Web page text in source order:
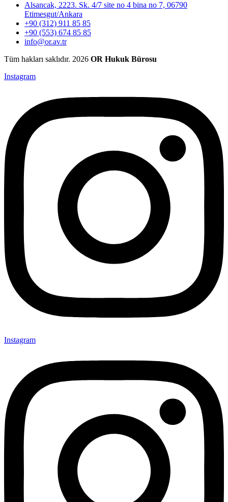
Alsancak, 2223. Sk. 4/7 site no 4 bina no 7, 06790
Etimesgut/Ankara
+90 (312) 911 85 85
+90 (553) 674 85 85
info@or.av.tr
Tüm hakları saklıdır. 2026 OR Hukuk Bürosu
Instagram
Instagram